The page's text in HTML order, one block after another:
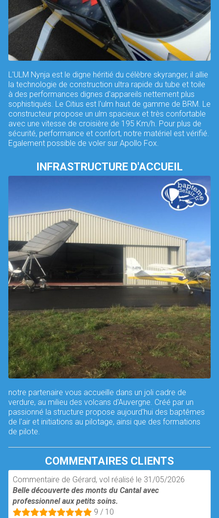
L'ULM Nynja est le digne héritié du célèbre skyranger, il allie
la technologie de construction ultra rapide du tube et toile
à des performances dignes d'appareils nettement plus
sophistiqués. Le Citius est l'ulm haut de gamme de BRM. Le
constructeur propose un ulm spacieux et très confortable
avec une vitesse de croisière de 195 Km/h. Pour plus de
sécurité, performance et confort, notre matériel est vérifié.
Egalement possible de voler sur Apollo Fox.
INFRASTRUCTURE D'ACCUEIL
notre partenaire vous accueille dans un joli cadre de
verdure, au milieu des volcans d'Auvergne. Créé par un
passionné la structure propose aujourd'hui des baptêmes
de l'air et initiations au pilotage, ainsi que des formations
de pilote.
COMMENTAIRES CLIENTS
Commentaire de Gérard, vol réalisé le 31/05/2026
Belle découverte des monts du Cantal avec
professionnel aux petits soins.
9 / 10